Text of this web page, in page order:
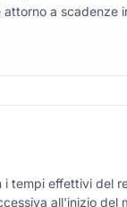
a scadenze
i tempi effettivi del
all'inizio del